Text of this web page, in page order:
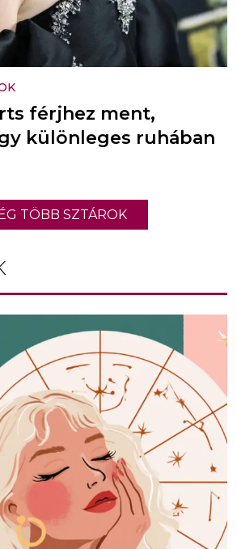
férjhez ment,
különleges ruhában
TÖBB SZTÁROK